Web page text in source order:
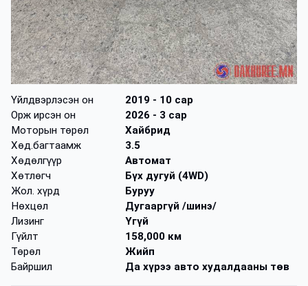
Үйлдвэрлэсэн он 2019 - 10 сар
Орж ирсэн он
2026 - 3 сар
Моторын төрөл
Хайбрид
Хөд.багтаамж
3.5
Хөдөлгүүр
Автомат
Хөтлөгч
Бүх дугуй (4WD)
Жол. хүрд
Буруу
Нөхцөл
Дугааргүй /шинэ/
Лизинг
Үгүй
Гүйлт
158,000 км
Төрөл
Жийп
Байршил
Да хүрээ авто худалдааны төв